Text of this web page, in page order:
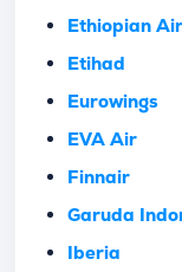
Ethiopian
Etihad
Eurowings
EVA Air
Finnair
Garuda
Iberia